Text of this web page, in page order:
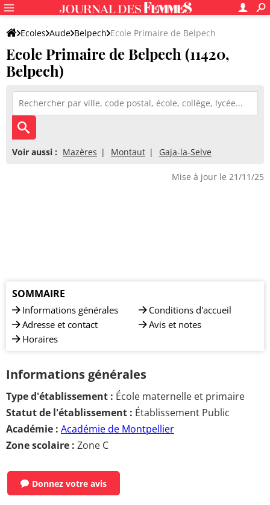
Ecoles Aude Belpech Ecole Primaire de Belpech
Ecole Primaire de Belpech (11420,
Belpech)
Voir aussi : Mazères Montaut Gaja-la-Selve
Mise à jour le 21/11/25
SOMMAIRE
Informations générales
Adresse et contact
Horaires
Conditions d'accueil
Avis et notes
Informations générales
Type d'établissement : École maternelle et primaire
Statut de l'établissement : Établissement Public
Académie : Académie de Montpellier
Zone scolaire : Zone C
Donnez votre avis